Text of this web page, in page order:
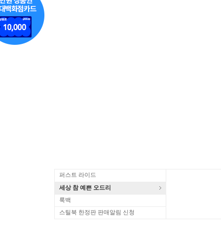
퍼스트 라이드
세상 참 예쁜 오드리
룩백
스틸북 한정판 판매알림 신청